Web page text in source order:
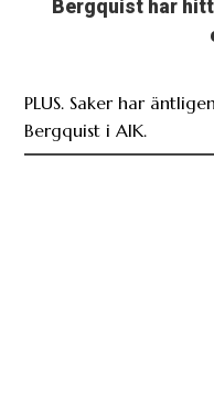
Bergquist har
PLUS. Saker har
Bergquist i AIK.